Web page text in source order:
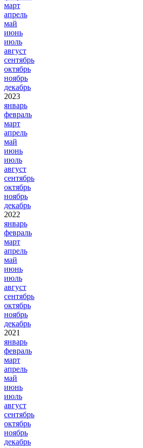
март
апрель
май
июнь
июль
август
сентябрь
октябрь
ноябрь
декабрь
2023
январь
февраль
март
апрель
май
июнь
июль
август
сентябрь
октябрь
ноябрь
декабрь
2022
январь
февраль
март
апрель
май
июнь
июль
август
сентябрь
октябрь
ноябрь
декабрь
2021
январь
февраль
март
апрель
май
июнь
июль
август
сентябрь
октябрь
ноябрь
декабрь